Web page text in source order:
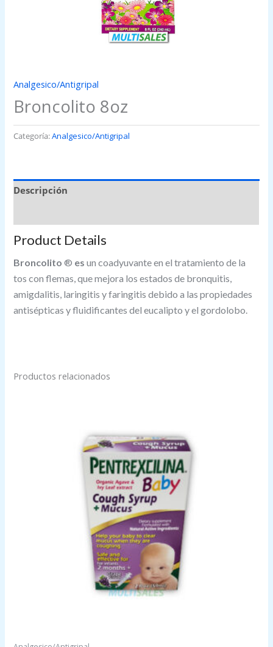
Analgesico/Antigripal
Broncolito 8oz
Categoría:Analgesico/Antigripal
Descripción
Product Details
Broncolito ® es un coadyuvante en el tratamiento de la
tos con flemas, que mejora los estados de bronquitis,
amigdalitis, laringitis y faringitis debido a las propiedades
antisépticas y fluidificantes del eucalipto y el gordolobo.
Productos relacionados